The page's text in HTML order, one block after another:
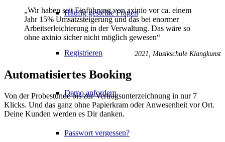
Häufig gestellte Fragen
Registrieren
Demo anfordern
Passwort vergessen?
„Wir haben seit Einführung von axinio vor ca. einem
Jahr 15% Umsatzsteigerung und das bei enormer
Arbeitserleichterung in der Verwaltung. Das wäre so
ohne axinio sicher nicht möglich gewesen“
2021, Musikschule Klangkunst
Automatisiertes Booking
Von der Probestunde bis zur Vertragsunterzeichnung in nur 7
Klicks. Und das ganz ohne Papierkram oder Anwesenheit vor Ort.
Deine Kunden werden es Dir danken.